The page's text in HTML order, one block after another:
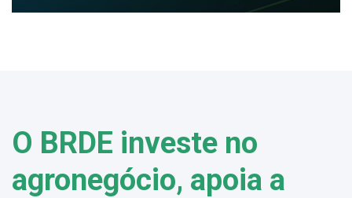
O BRDE investe no
agronegócio, apoia a